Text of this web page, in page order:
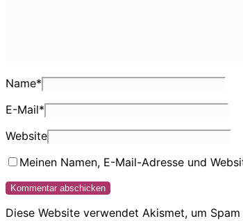
Name*
E-Mail*
Website
Meinen Namen, E-Mail-Adresse und
Diese Website verwendet Akismet, um